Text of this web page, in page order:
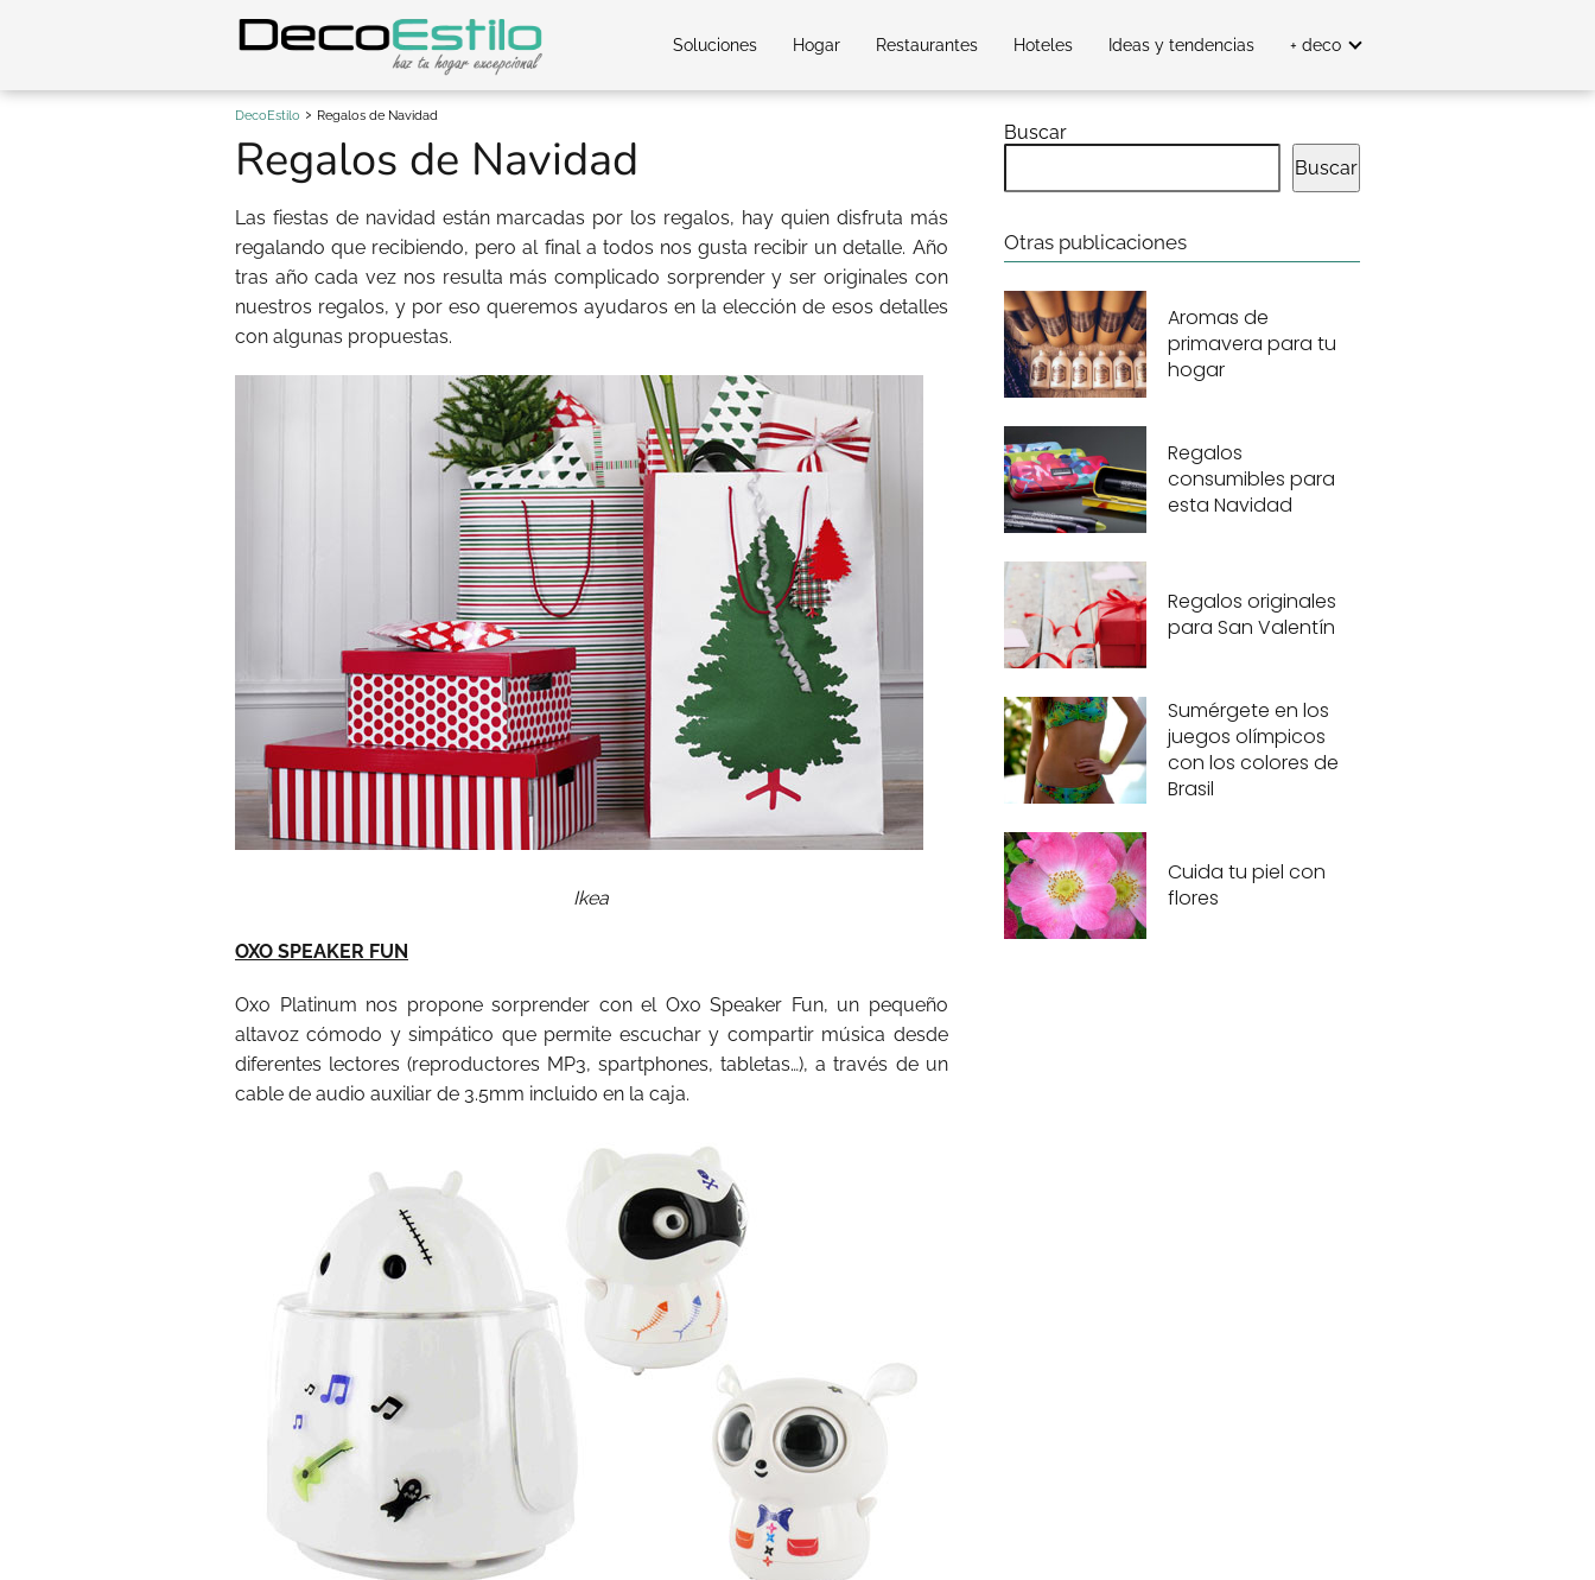
Soluciones Hogar Restaurantes Hoteles Ideas y tendencias + deco
DecoEstilo Regalos de Navidad
Regalos de Navidad
Las fiestas de navidad están marcadas por los regalos, hay quien disfruta más
regalando que recibiendo, pero al final a todos nos gusta recibir un detalle. Año
tras año cada vez nos resulta más complicado sorprender y ser originales con
nuestros regalos, y por eso queremos ayudaros en la elección de esos detalles
con algunas propuestas.
Ikea
OXO SPEAKER FUN
Oxo Platinum nos propone sorprender con el Oxo Speaker Fun, un pequeño
altavoz cómodo y simpático que permite escuchar y compartir música desde
diferentes lectores (reproductores MP3, spartphones, tabletas…), a través de un
cable de audio auxiliar de 3.5mm incluido en la caja.
Buscar
Buscar
Otras publicaciones
Aromas de
primavera para tu
hogar
Regalos
consumibles para
esta Navidad
Regalos originales
para San Valentín
Sumérgete en los
juegos olímpicos
con los colores de
Brasil
Cuida tu piel con
flores